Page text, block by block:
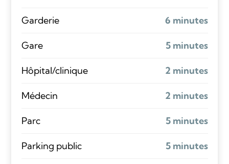
Garderie 6 minutes
Gare 5 minutes
Hôpital/clinique 2 minutes
Médecin 2 minutes
Parc 5 minutes
Parking public 5 minutes